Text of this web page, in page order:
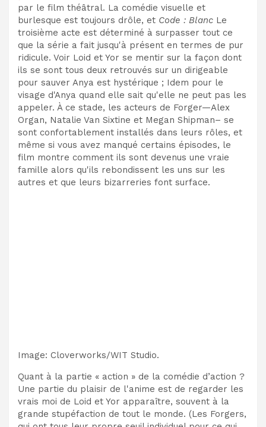
par le film théâtral. La comédie visuelle et
burlesque est toujours drôle, et Code : Blanc Le
troisième acte est déterminé à surpasser tout ce
que la série a fait jusqu'à présent en termes de pur
ridicule. Voir Loid et Yor se mentir sur la façon dont
ils se sont tous deux retrouvés sur un dirigeable
pour sauver Anya est hystérique ; Idem pour le
visage d'Anya quand elle sait qu'elle ne peut pas les
appeler. À ce stade, les acteurs de Forger—Alex
Organ, Natalie Van Sixtine et Megan Shipman– se
sont confortablement installés dans leurs rôles, et
même si vous avez manqué certains épisodes, le
film montre comment ils sont devenus une vraie
famille alors qu'ils rebondissent les uns sur les
autres et que leurs bizarreries font surface.
Image: Cloverworks/WIT Studio.
Quant à la partie « action » de la comédie d’action ?
Une partie du plaisir de l'anime est de regarder les
vrais moi de Loid et Yor apparaître, souvent à la
grande stupéfaction de tout le monde. (Les Forgers,